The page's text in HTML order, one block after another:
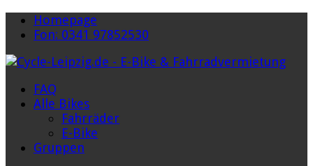
Homepage
Fon: 0341 97852530
FAQ
Alle Bikes
Fahrräder
E-Bike
Gruppen